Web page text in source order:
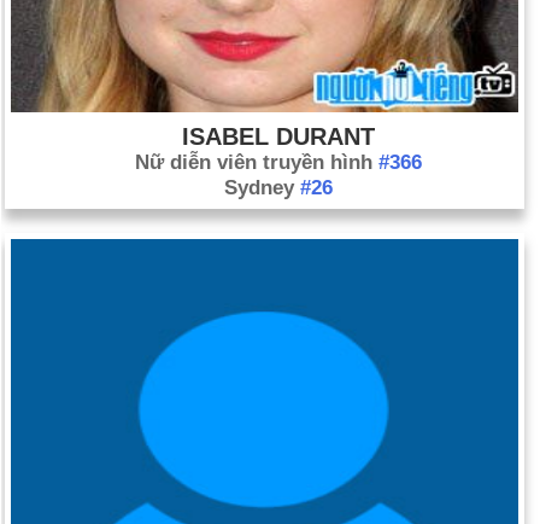
ISABEL DURANT
Nữ diễn viên truyền hình #366
Sydney #26